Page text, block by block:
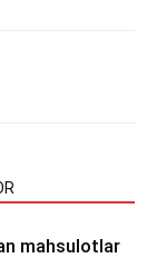
mahsulotlar